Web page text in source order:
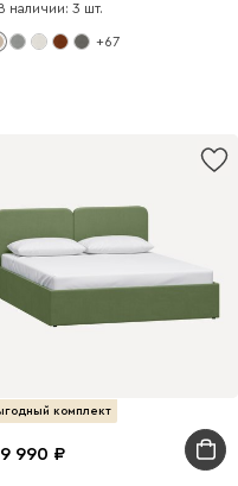
наличии: 3 шт.
+67
комплект
990